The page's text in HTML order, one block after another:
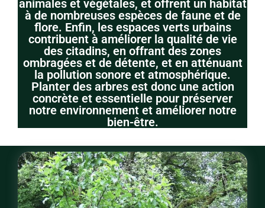
animales et végétales, et offrent un habitat
à de nombreuses espèces de faune et de
flore. Enfin, les espaces verts urbains
contribuent à améliorer la qualité de vie
des citadins, en offrant des zones
ombragées et de détente, et en atténuant
la pollution sonore et atmosphérique.
Planter des arbres est donc une action
concrète et essentielle pour préserver
notre environnement et améliorer notre
bien-être.